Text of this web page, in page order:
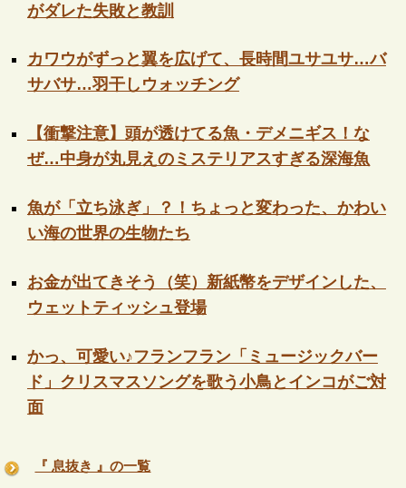
がダレた失敗と教訓
カワウがずっと翼を広げて、長時間ユサユサ…バ
サバサ…羽干しウォッチング
【衝撃注意】頭が透けてる魚・デメニギス！な
ぜ…中身が丸見えのミステリアスすぎる深海魚
魚が「立ち泳ぎ」？！ちょっと変わった、かわい
い海の世界の生物たち
お金が出てきそう（笑）新紙幣をデザインした、
ウェットティッシュ登場
かっ、可愛い♪フランフラン「ミュージックバー
ド」クリスマスソングを歌う小鳥とインコがご対
面
『 息抜き 』の一覧